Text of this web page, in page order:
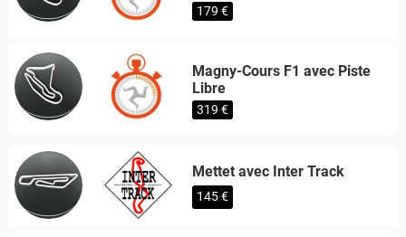
179 €
Magny-Cours F1 avec Piste
Libre
319 €
Mettet avec Inter Track
145 €